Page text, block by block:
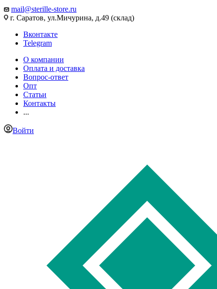
mail@sterille-store.ru
г. Саратов, ул.Мичурина, д.49 (склад)
Вконтакте
Telegram
О компании
Оплата и доставка
Вопрос-ответ
Опт
Статьи
Контакты
...
Войти